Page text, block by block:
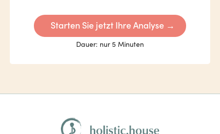
Starten Sie jetzt Ihre Analyse →
Dauer: nur 5 Minuten